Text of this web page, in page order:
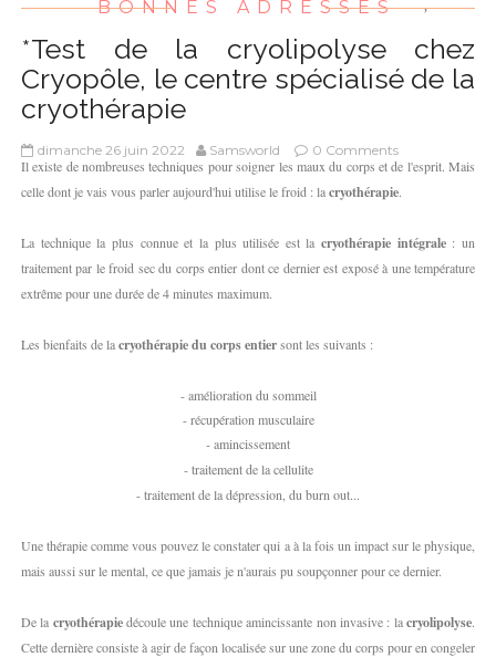
BONNES ADRESSES ,
*Test de la cryolipolyse chez
Cryopôle, le centre spécialisé de la
cryothérapie
dimanche 26 juin 2022 Samsworld 0 Comments
Il existe de nombreuses techniques pour soigner les maux du corps et de l'esprit. Mais
celle dont je vais vous parler aujourd'hui utilise le froid : lacryothérapie.
La technique la plus connue et la plus utilisée est lacryothérapie intégrale: un
traitement par le froid sec du corps entier dont ce dernier est exposé à une température
extrême pour une durée de 4 minutes maximum.
Les bienfaits de lacryothérapie du corps entiersont les suivants :
- amélioration du sommeil
- récupération musculaire
- amincissement
- traitement de la cellulite
- traitement de la dépression, du burn out...
Une thérapie comme vous pouvez le constater qui a à la fois un impact sur le physique,
mais aussi sur le mental, ce que jamais je n'aurais pu soupçonner pour ce dernier.
De la cryothérapiedécoule une technique amincissante non invasive : lacryolipolyse.
Cette dernière consiste à agir de façon localisée sur une zone du corps pour en congeler